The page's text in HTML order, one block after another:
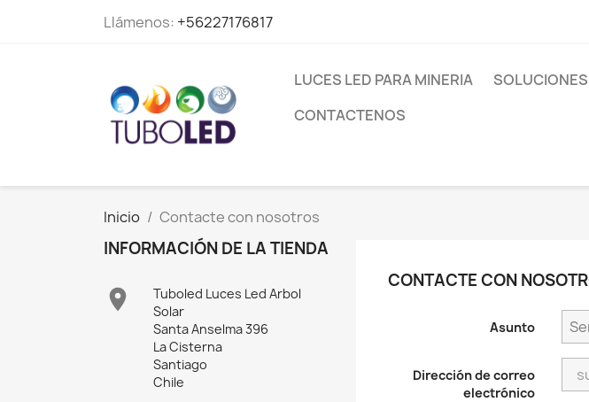
Llámenos: +56227176817
LUCES LED PARA MINERIA
CONTACTENOS
Inicio Contacte con nosotros
INFORMACIÓN DE LA TIENDA

Tuboled Luces Led Arbol
Solar
Santa Anselma 396
La Cisterna
Santiago
Chile
CONTACTE CON
Asunto
Dirección de correo
electrónico